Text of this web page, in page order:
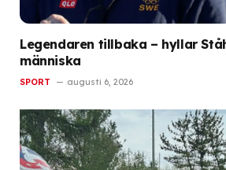
Legendaren tillbaka – hyllar
människa
SPORT augusti 6, 2026